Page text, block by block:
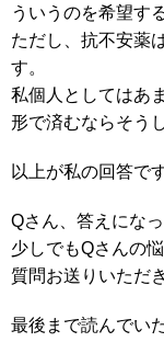
ういうのを希望す
ただし、抗不安薬
す。
私個人としてはあ
形で済むならそう
以上が私の回答です
Qさん、答えにな
少しでもQさんの
質問お送りいただ
最後まで読んでい